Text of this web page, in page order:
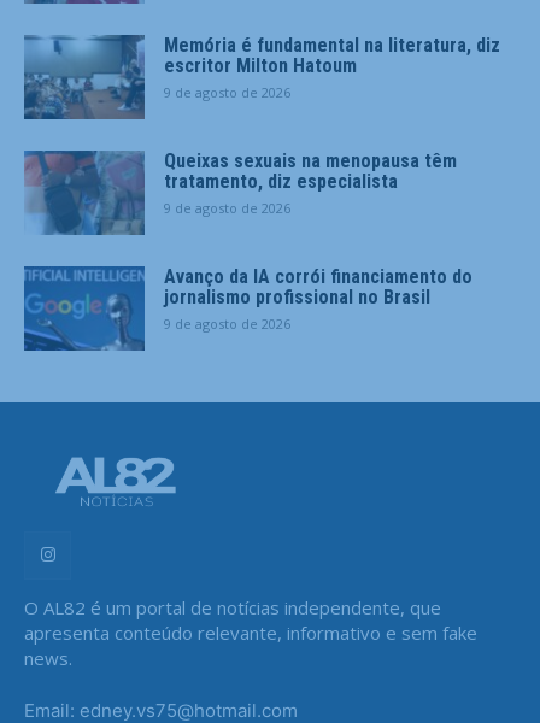
Memória é fundamental na literatura, diz
escritor Milton Hatoum
9 de agosto de 2026
Queixas sexuais na menopausa têm
tratamento, diz especialista
9 de agosto de 2026
Avanço da IA corrói financiamento do
jornalismo profissional no Brasil
9 de agosto de 2026
O AL82 é um portal de notícias independente, que
apresenta conteúdo relevante, informativo e sem fake
news.
Email: edney.vs75@hotmail.com